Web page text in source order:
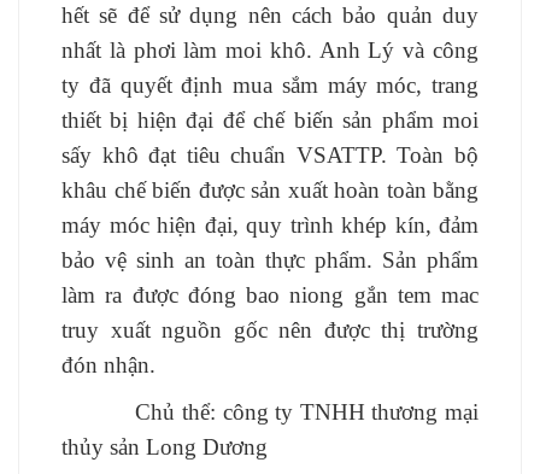
hết sẽ để sử dụng nên cách bảo quản duy
nhất là phơi làm moi khô. Anh Lý và công
ty đã quyết định mua sắm máy móc, trang
thiết bị hiện đại để chế biến sản phẩm moi
sấy khô đạt tiêu chuẩn VSATTP. Toàn bộ
khâu chế biến được sản xuất hoàn toàn bằng
máy móc hiện đại, quy trình khép kín, đảm
bảo vệ sinh an toàn thực phẩm. Sản phẩm
làm ra được đóng bao niong gắn tem mac
truy xuất nguồn gốc nên được thị trường
đón nhận.
Chủ thể: công ty TNHH thương mại
thủy sản Long Dương